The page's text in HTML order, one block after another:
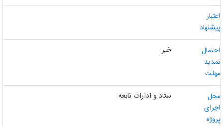
خیر
ستاد و ادارات تابعه